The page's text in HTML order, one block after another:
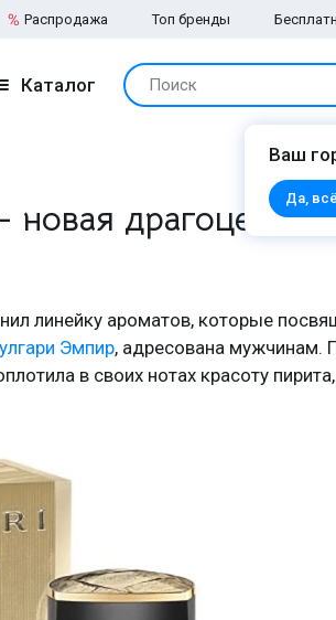
Распродажа Топ бренды
Каталог Поиск
Ваш
Да,
новая
линейку ароматов, которые
Эмпир, адресована мужчинам.
в своих нотах красоту